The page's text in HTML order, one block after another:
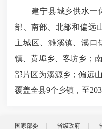
建宁县城乡供水一
部、南部、北部和偏远
主城区、濉溪镇、溪口
镇、黄埠乡、客坊乡；
部片区为溪源乡；偏远
覆盖全县9个乡镇，至
国家部委 省级政府